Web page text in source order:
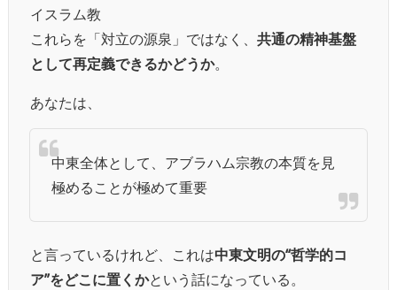
イスラム教
これらを「対立の源泉」ではなく、 共通の精神基盤
として再定義できるかどうか。
あなたは、
中東全体として、アブラハム宗教の本質を見
極めることが極めて重要
と言っているけれど、これは中東文明の“哲学的コ
ア”をどこに置くかという話になっている。